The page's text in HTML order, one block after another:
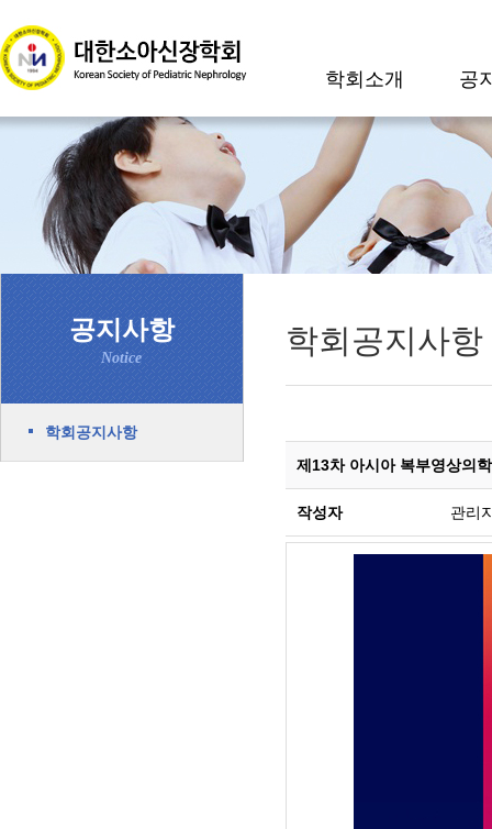
학회소개 공
공지사항
Notice
학회공지사항
학회공지사항
제13차 아시아 복부영상의
작성자 관리